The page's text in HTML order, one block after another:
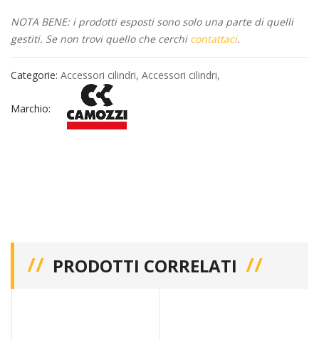
NOTA BENE: i prodotti esposti sono solo una parte di quelli
gestiti. Se non trovi quello che cerchi contattaci.
Categorie: Accessori cilindri, Accessori cilindri,
Marchio:
PRODOTTI CORRELATI